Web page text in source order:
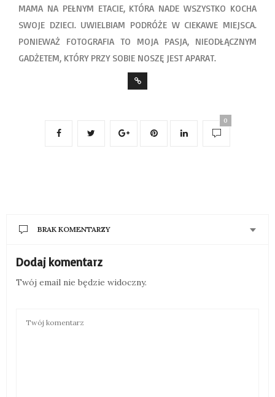
MAMA NA PEŁNYM ETACIE, KTÓRA NADE WSZYSTKO KOCHA
SWOJE DZIECI. UWIELBIAM PODRÓŻE W CIEKAWE MIEJSCA.
PONIEWAŻ FOTOGRAFIA TO MOJA PASJA, NIEODŁĄCZNYM
GADŻETEM, KTÓRY PRZY SOBIE NOSZĘ JEST APARAT.
0
BRAK KOMENTARZY
Dodaj komentarz
Twój email nie będzie widoczny.